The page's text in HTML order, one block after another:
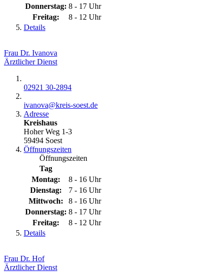
Donnerstag: 8 - 17 Uhr
Freitag:
8 - 12 Uhr
Details
Frau Dr. Ivanova
Ärztlicher Dienst
02921 30-2894
ivanova@​kreis-soest.de
Adresse
Kreishaus
Hoher Weg 1-3
59494 Soest
Öffnungszeiten
Öffnungszeiten
Tag
Montag:
8 - 16 Uhr
Dienstag:
7 - 16 Uhr
Mittwoch:
8 - 16 Uhr
Donnerstag: 8 - 17 Uhr
Freitag:
8 - 12 Uhr
Details
Frau Dr. Hof
Ärztlicher Dienst